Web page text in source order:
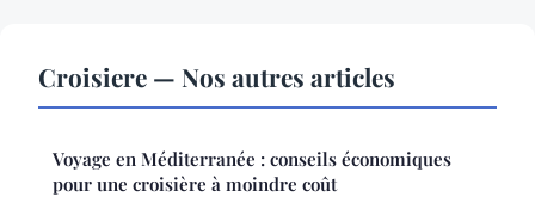
Croisiere — Nos autres articles
Voyage en Méditerranée : conseils économiques
pour une croisière à moindre coût